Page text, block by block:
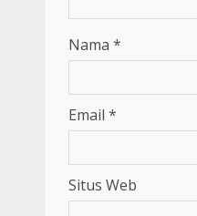
Nama *
Email *
Situs Web